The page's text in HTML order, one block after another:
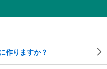
作りますか？